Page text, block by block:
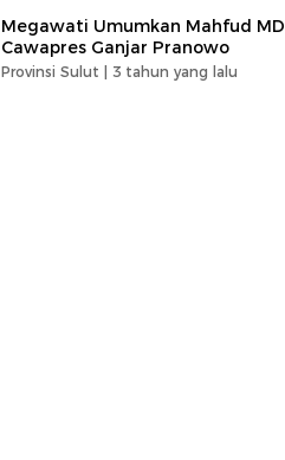
Megawati Umumkan Mahfud MD
Cawapres Ganjar Pranowo
Provinsi Sulut | 3 tahun yang lalu